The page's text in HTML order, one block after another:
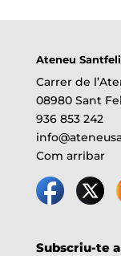
Ateneu
Carrer de
08980 Sant
936 853 242
Com arribar
Subscriu-te